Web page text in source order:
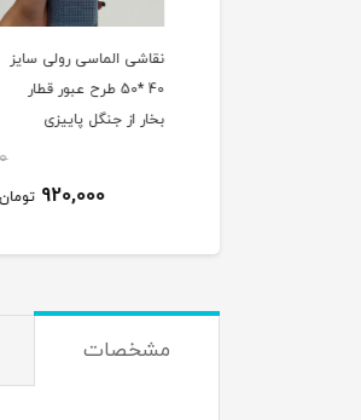
نقاشی الماسی رولی سایز
40 *50 طرح عبور قطار
بخار از جنگل پاییزی
0
920,000 تومان
مشخصات